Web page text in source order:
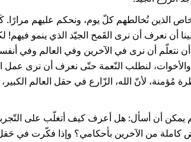
الذين نُخالطهم كلّ يوم، ونحكم عليهم مرارًا.
أن نعرف أن نرى القَمح الجيّد الذي ينمو فيهم!
نتعلّم أن نرى في الآخرين وفي العالم وفي
لنطلب النّعمة حتّى نعرف أن نرى عمل
مُؤمنة، لأنّ الله، الزّارع في حقل العالم
يمكن أن أسأل: هل أعرف كيف أتغلّب على
كاملة من الآخرين بأحكامي؟ وإذا فكّرت في